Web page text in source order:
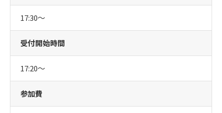
17:30〜
受付開始時間
17:20〜
参加費